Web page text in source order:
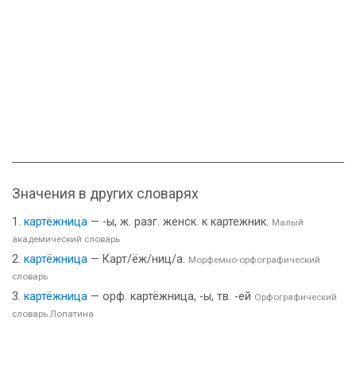
Значения в других словарях
картёжница — -ы, ж. разг. женск. к картежник. Малый
академический словарь
картёжница — Карт/ёж/ниц/а. Морфемно-орфографический
словарь
картёжница — орф. картёжница, -ы, тв. -ей Орфографический
словарь Лопатина